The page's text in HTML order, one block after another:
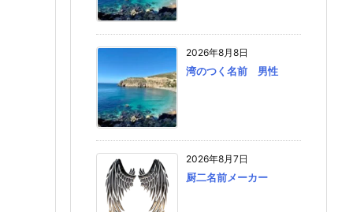
2026年8月8日
湾のつく名前 男性
2026年8月7日
厨二名前メーカー